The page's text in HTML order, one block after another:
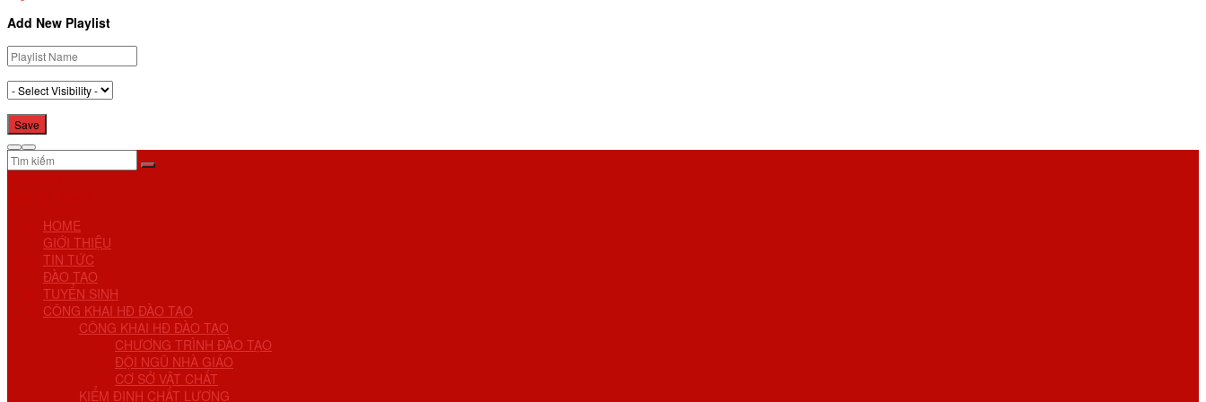
Add New Playlist
HOME
GIỚI THIỆU
TIN TỨC
ĐÀO TẠO
TUYỂN SINH
CÔNG KHAI HĐ ĐÀO TẠO
CÔNG KHAI HĐ ĐÀO TẠO
CHƯƠNG TRÌNH ĐÀO TẠO
ĐỘI NGŨ NHÀ GIÁO
CƠ SỞ VẬT CHẤT
KIỂM ĐỊNH CHẤT LƯỢNG